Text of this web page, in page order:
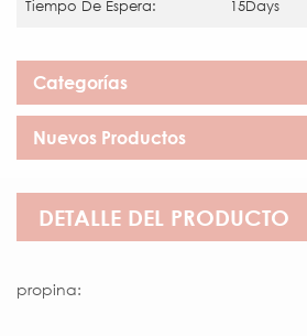
Tiempo De Espera: 15Days
Categorías
Nuevos Productos
DETALLE DEL PRODUCTO
propina: